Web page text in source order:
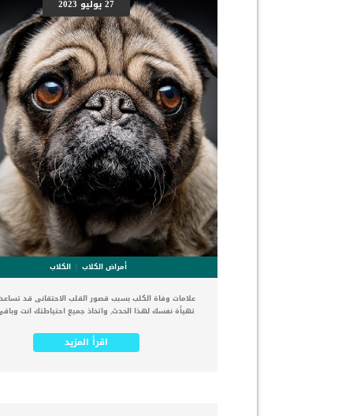
27 يوليو 2023
أمراض الكلاب الكلاب
علامات وفاة الكلب بسبب قصور القلب الاحتقانى قد
تهيأة نفسك لهذا الحدث, واتخاذ جميع احتياطتك انت
التى يمكن ان يتعرض لها جميع الكائنات الحية بما فى ذلك
والقطط. كما ان القلب يعتبر عضوا رئيسيا فى جسم
اقرأ المزيد